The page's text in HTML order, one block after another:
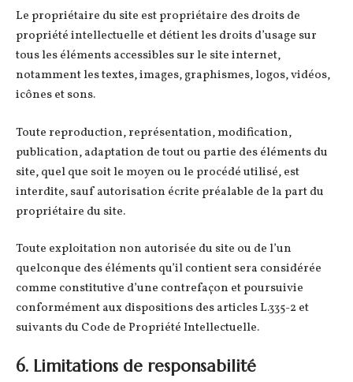
Le propriétaire du site est propriétaire des droits de
propriété intellectuelle et détient les droits d’usage sur
tous les éléments accessibles sur le site internet,
notamment les textes, images, graphismes, logos, vidéos,
icônes et sons.
Toute reproduction, représentation, modification,
publication, adaptation de tout ou partie des éléments du
site, quel que soit le moyen ou le procédé utilisé, est
interdite, sauf autorisation écrite préalable de la part du
propriétaire du site.
Toute exploitation non autorisée du site ou de l’un
quelconque des éléments qu’il contient sera considérée
comme constitutive d’une contrefaçon et poursuivie
conformément aux dispositions des articles L.335-2 et
suivants du Code de Propriété Intellectuelle.
6. Limitations de responsabilité